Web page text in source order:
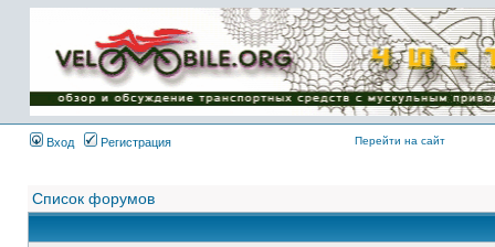
Вход Регистрация Перейти на сайт
Список форумов